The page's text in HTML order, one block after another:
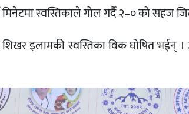
स्वस्तिकाले गोल गर्दै २–० को सहज
इलामकी स्वस्तिका विक घोषित भईन्